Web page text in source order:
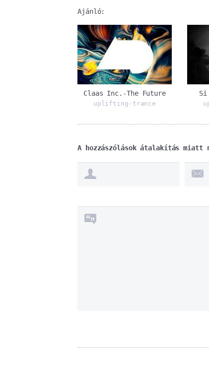
Ajánló:
Claas Inc.-The Future
uplifting-trance
Si
A hozzászólások átalakítás miatt